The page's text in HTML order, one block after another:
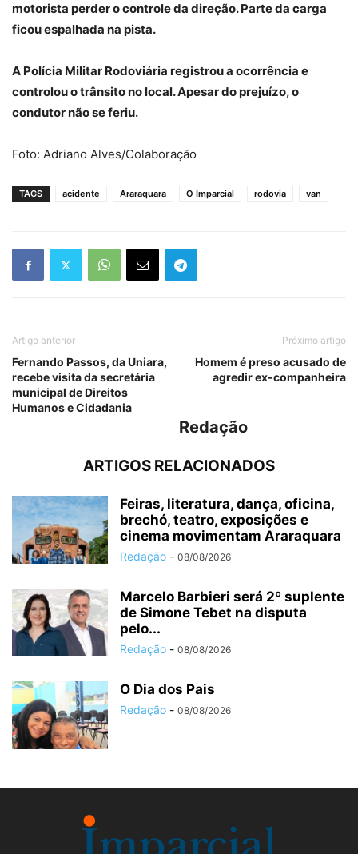
motorista perder o controle da direção. Parte da carga
ficou espalhada na pista.
A Polícia Militar Rodoviária registrou a ocorrência e
controlou o trânsito no local. Apesar do prejuízo, o
condutor não se feriu.
Foto: Adriano Alves/Colaboração
TAGS acidente Araraquara O Imparcial rodovia van
Artigo anterior
Fernando Passos, da Uniara,
recebe visita da secretária
municipal de Direitos
Humanos e Cidadania
Próximo artigo
Homem é preso acusado de
agredir ex-companheira
Redação
ARTIGOS RELACIONADOS
Feiras, literatura, dança, oficina,
brechó, teatro, exposições e
cinema movimentam Araraquara
Redação - 08/08/2026
Marcelo Barbieri será 2º suplente
de Simone Tebet na disputa
pelo...
Redação - 08/08/2026
O Dia dos Pais
Redação - 08/08/2026